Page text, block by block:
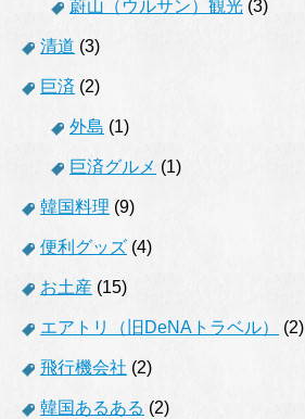
蔚山（ウルサン）観光 (3)
清道 (3)
巨済 (2)
外島 (1)
巨済グルメ (1)
韓国料理 (9)
便利グッズ (4)
お土産 (15)
エアトリ（旧DeNAトラベル） (2)
飛行機会社 (2)
韓国あるある (2)